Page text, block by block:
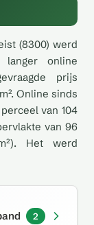
(8300) werd
online
prijs
Online sinds
van 104
van 96
Het werd
2